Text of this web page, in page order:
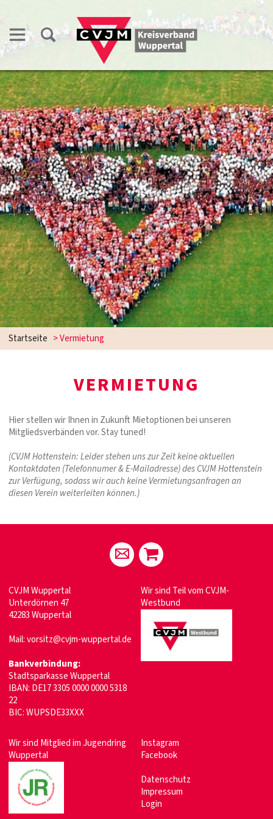
Startseite >Vermietung
VERMIETUNG
Hier stellen wir Ihnen in Zukunft Mietoptionen bei unseren
Mitgliedsverbänden vor. Stay tuned!
(CVJM Hottenstein: Leider stehen uns zur Zeit keine aktuellen
Kontaktdaten (Telefonnumer & E-Mailadresse) des CVJM Hottenstein
zur Verfügung, sodass wir auch keine Vermietungsanfragen an
diesen Verein weiterleiten können.)
CVJM Wuppertal
Unterdörnen 47
42283 Wuppertal
Mail:vorsitz@cvjm-wuppertal.de
Bankverbindung:
Stadtsparkasse Wuppertal
IBAN: DE17 3305 0000 0000 5318
22
BIC: WUPSDE33XXX
Wir sind Teil vomCVJM-
Westbund
Wir sind Mitglied imJugendring
Wuppertal
Instagram
Facebook
Datenschutz
Impressum
Login